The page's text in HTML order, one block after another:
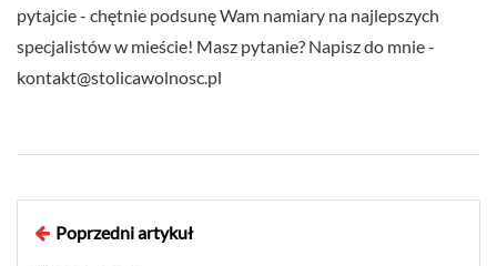
pytajcie - chętnie podsunę Wam namiary na najlepszych
specjalistów w mieście! Masz pytanie? Napisz do mnie -
kontakt@stolicawolnosc.pl
Poprzedni artykuł